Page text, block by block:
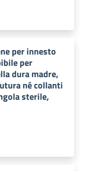
per innesto
per
dura madre,
né collanti
sterile,